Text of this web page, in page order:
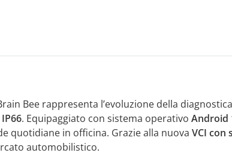
Bee rappresenta l’evoluzione della
IP66. Equipaggiato con sistema operativo Android
quotidiane in officina. Grazie alla nuova VCI con
automobilistico.